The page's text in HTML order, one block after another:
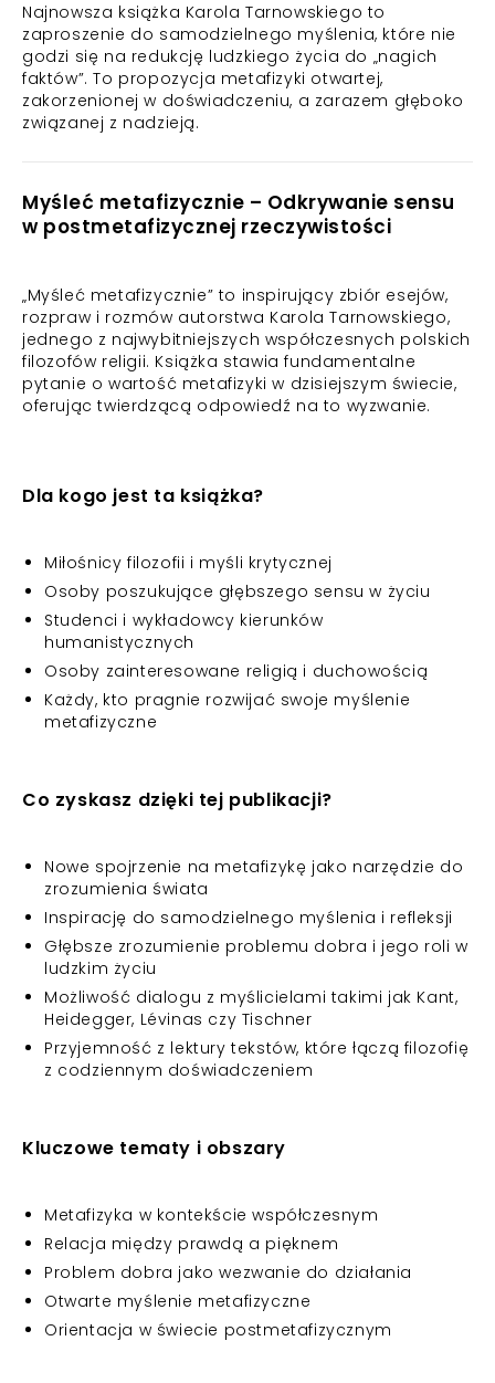
Najnowsza książka Karola Tarnowskiego to
zaproszenie do samodzielnego myślenia, które nie
godzi się na redukcję ludzkiego życia do „nagich
faktów”. To propozycja metafizyki otwartej,
zakorzenionej w doświadczeniu, a zarazem głęboko
związanej z nadzieją.
Myśleć metafizycznie – Odkrywanie sensu
w postmetafizycznej rzeczywistości
„Myśleć metafizycznie” to inspirujący zbiór esejów,
rozpraw i rozmów autorstwa Karola Tarnowskiego,
jednego z najwybitniejszych współczesnych polskich
filozofów religii. Książka stawia fundamentalne
pytanie o wartość metafizyki w dzisiejszym świecie,
oferując twierdzącą odpowiedź na to wyzwanie.
Dla kogo jest ta książka?
Miłośnicy filozofii i myśli krytycznej
Osoby poszukujące głębszego sensu w życiu
Studenci i wykładowcy kierunków
humanistycznych
Osoby zainteresowane religią i duchowością
Każdy, kto pragnie rozwijać swoje myślenie
metafizyczne
Co zyskasz dzięki tej publikacji?
Nowe spojrzenie na metafizykę jako narzędzie do
zrozumienia świata
Inspirację do samodzielnego myślenia i refleksji
Głębsze zrozumienie problemu dobra i jego roli w
ludzkim życiu
Możliwość dialogu z myślicielami takimi jak Kant,
Heidegger, Lévinas czy Tischner
Przyjemność z lektury tekstów, które łączą filozofię
z codziennym doświadczeniem
Kluczowe tematy i obszary
Metafizyka w kontekście współczesnym
Relacja między prawdą a pięknem
Problem dobra jako wezwanie do działania
Otwarte myślenie metafizyczne
Orientacja w świecie postmetafizycznym